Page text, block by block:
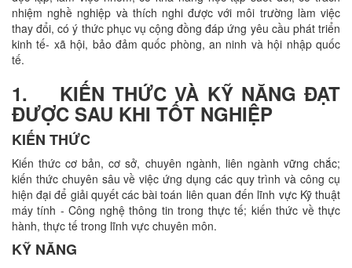
nhiệm nghề nghiệp và thích nghi được với môi trường làm việc
thay đổi, có ý thức phục vụ cộng đồng đáp ứng yêu cầu phát triển
kinh tế- xã hội, bảo đảm quốc phòng, an ninh và hội nhập quốc
tế.
1. KIẾN THỨC VÀ KỸ NĂNG ĐẠT
ĐƯỢC SAU KHI TỐT NGHIỆP
KIẾN THỨC
Kiến thức cơ bản, cơ sở, chuyên ngành, liên ngành vững chắc;
kiến thức chuyên sâu về việc ứng dụng các quy trình và công cụ
hiện đại để giải quyết các bài toán liên quan đến lĩnh vực Kỹ thuật
máy tính - Công nghệ thông tin trong thực tế; kiến thức về thực
hành, thực tế trong lĩnh vực chuyên môn.
KỸ NĂNG